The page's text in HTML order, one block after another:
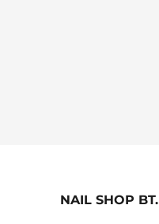
NAIL SHOP BT.